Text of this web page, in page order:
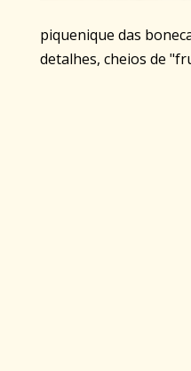
piquenique das
detalhes, cheios de